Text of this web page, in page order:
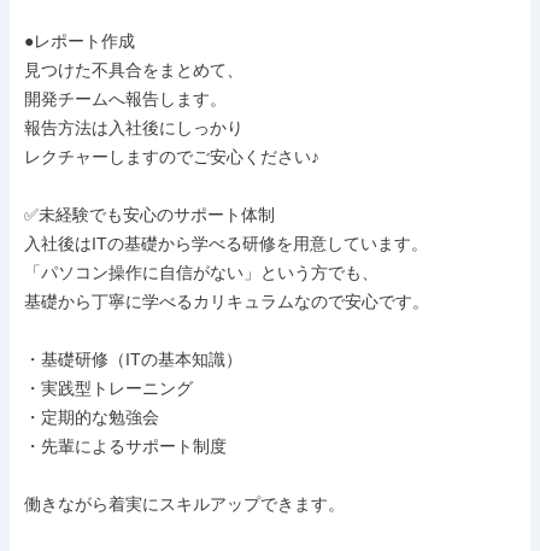
●レポート作成
見つけた不具合をまとめて、
開発チームへ報告します。
報告方法は入社後にしっかり
レクチャーしますのでご安心ください♪
✅未経験でも安心のサポート体制
入社後はITの基礎から学べる研修を用意しています。
「パソコン操作に自信がない」という方でも、
基礎から丁寧に学べるカリキュラムなので安心です。
・基礎研修（ITの基本知識）
・実践型トレーニング
・定期的な勉強会
・先輩によるサポート制度
働きながら着実にスキルアップできます。